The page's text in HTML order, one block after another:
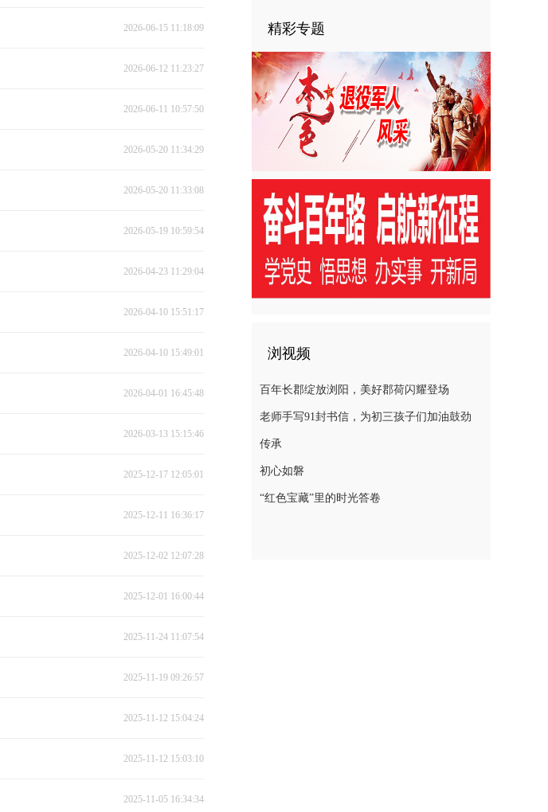
2026-06-15 11:18:09
2026-06-12 11:23:27
2026-06-11 10:57:50
2026-05-20 11:34:29
2026-05-20 11:33:08
2026-05-19 10:59:54
2026-04-23 11:29:04
2026-04-10 15:51:17
2026-04-10 15:49:01
2026-04-01 16:45:48
2026-03-13 15:15:46
2025-12-17 12:05:01
2025-12-11 16:36:17
2025-12-02 12:07:28
2025-12-01 16:00:44
2025-11-24 11:07:54
2025-11-19 09:26:57
2025-11-12 15:04:24
2025-11-12 15:03:10
2025-11-05 16:34:34
精彩专题
浏视频
百年长郡绽放浏阳，美好郡荷闪耀登场
老师手写91封书信，为初三孩子们加油鼓劲
传承
初心如磐
“红色宝藏”里的时光答卷